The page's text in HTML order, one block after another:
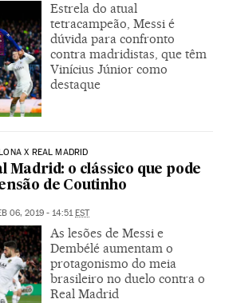
Estrela do atual
tetracampeão, Messi é
dúvida para confronto
contra madridistas, que têm
Vinícius Júnior como
destaque
X REAL MADRID
Madrid: o clássico que pode
de Coutinho
06, 2019 - 14:51EST
As lesões de Messi e
Dembélé aumentam o
protagonismo do meia
brasileiro no duelo contra o
Real Madrid